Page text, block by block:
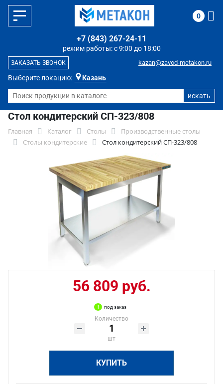
Выберите локацию: Казань
режим работы: с 9:00 до 18:00
+7 (843) 267-24-11
kazan@zavod-metakon.ru
ЗАКАЗАТЬ ЗВОНОК
0
Стол кондитерский СП-323/808
Главная Каталог Столы
Производственные столы
Столы кондитерские
Стол кондитерский СП-323/808
56 809 руб.
под заказ
Количество
шт
КУПИТЬ